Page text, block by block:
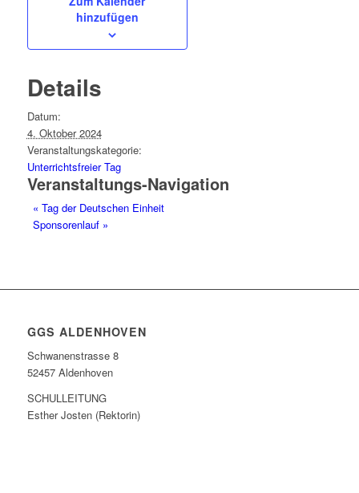
hinzufügen
Details
Datum:
4. Oktober 2024
Veranstaltungskategorie:
Unterrichtsfreier Tag
Veranstaltungs-Navigation
« Tag der Deutschen Einheit
Sponsorenlauf »
GGS ALDENHOVEN
Schwanenstrasse 8
52457 Aldenhoven
SCHULLEITUNG
Esther Josten (Rektorin)